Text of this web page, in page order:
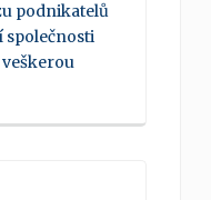
podnikatelů
společnosti
veškerou